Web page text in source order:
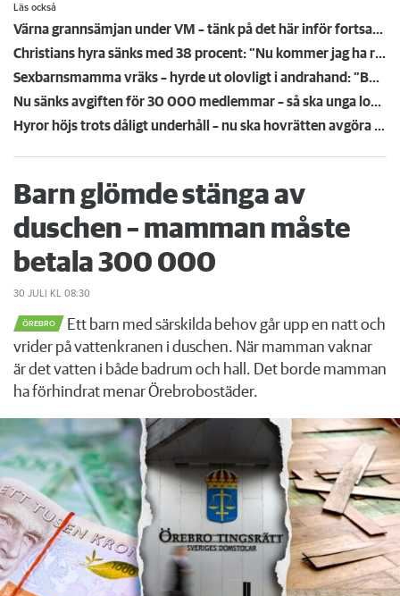
Läs också
Värna grannsämjan under VM – tänk på det här inför fortsatta nattmatcher
Christians hyra sänks med 38 procent: ”Nu kommer jag ha råd att ta körkort”
Sexbarnsmamma vräks – hyrde ut olovligt i andrahand: ”Borde tas större hänsyn till barnen”
Nu sänks avgiften för 30 000 medlemmar – så ska unga lockas till Hyresgästföreningen
Hyror höjs trots dåligt underhåll – nu ska hovrätten avgöra oklart rättsläge
Barn glömde stänga av
duschen – mamman måste
betala 300 000
30 JULI KL 08:30
ÖREBRO
Ett barn med särskilda behov går upp en natt och
vrider på vattenkranen i duschen. När mamman vaknar
är det vatten i både badrum och hall. Det borde mamman
ha förhindrat menar Örebrobostäder.